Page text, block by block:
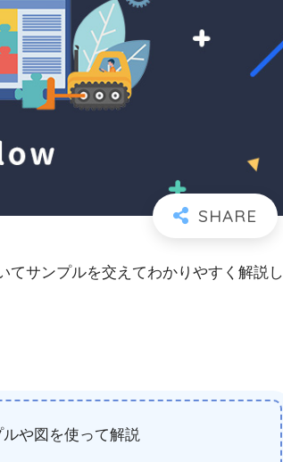
てサンプルを交えてわかりやすく解説し
や図を使って解説